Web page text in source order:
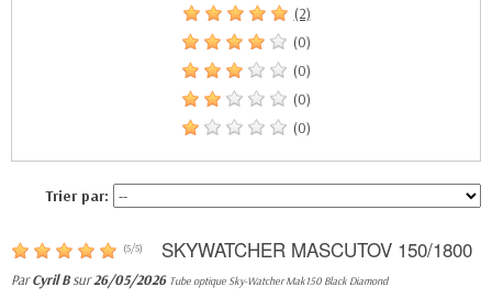
(2)
(0)
(0)
(0)
(0)
Trier par:
(5/5) SKYWATCHER MASCUTOV 150/1800
ParCyril Bsur26/05/2026 Tube optique Sky-Watcher Mak150 Black Diamond